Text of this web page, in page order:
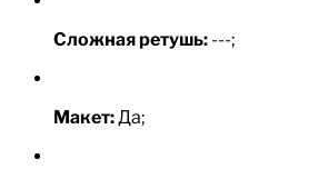
Сложная ретушь: ---;
Макет:Да;